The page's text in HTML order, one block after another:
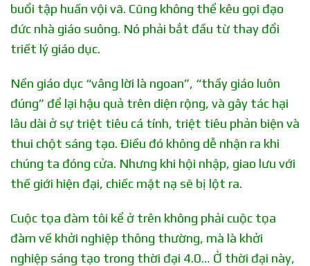
buổi tập huấn vội vã. Cũng không thể kêu gọi đạo
đức nhà giáo suông. Nó phải bắt đầu từ thay đổi
triết lý giáo dục.
Nền giáo dục “vâng lời là ngoan”, “thầy giáo luôn
đúng” để lại hậu quả trên diện rộng, và gây tác hại
lâu dài ở sự triệt tiêu cá tính, triệt tiêu phản biện và
thui chột sáng tạo. Điều đó không dễ nhận ra khi
chúng ta đóng cửa. Nhưng khi hội nhập, giao lưu với
thế giới hiện đại, chiếc mặt nạ sẽ bị lột ra.
Cuộc tọa đàm tôi kể ở trên không phải cuộc tọa
đàm về khởi nghiệp thông thường, mà là khởi
nghiệp sáng tạo trong thời đại 4.0… Ở thời đại này,